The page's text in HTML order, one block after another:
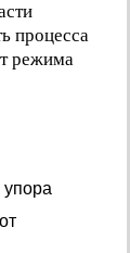
процесса
режима